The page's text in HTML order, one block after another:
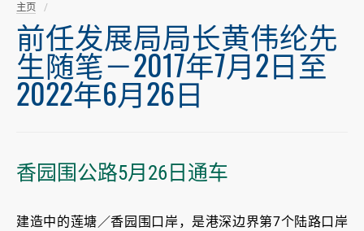
主页
前任发展局局长黄伟纶先
生随笔－2017年7月2日至
2022年6月26日
香园围公路5月26日通车
建造中的莲塘／香园围口岸，是港深边界第7个陆路口岸